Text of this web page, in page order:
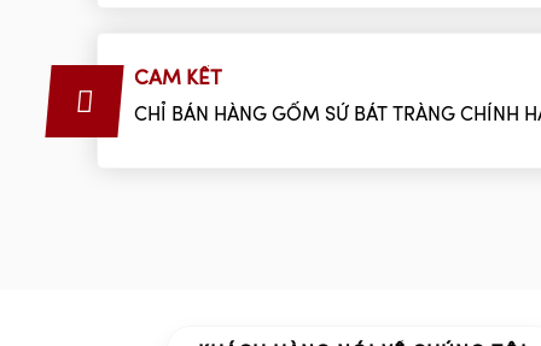
CAM KẾT
CHỈ BÁN HÀNG GỐM SỨ BÁT TRÀNG CHÍNH